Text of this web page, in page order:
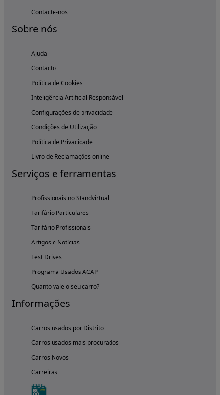
Contacte-nos
Sobre nós
Ajuda
Contacto
Política de Cookies
Inteligência Artificial Responsável
Configurações de privacidade
Condições de Utilização
Política de Privacidade
Livro de Reclamações online
Serviços e ferramentas
Profissionais no Standvirtual
Tarifário Particulares
Tarifário Profissionais
Artigos e Notícias
Test Drives
Programa Usados ACAP
Quanto vale o seu carro?
Informações
Carros usados por Distrito
Carros usados mais procurados
Carros Novos
Carreiras